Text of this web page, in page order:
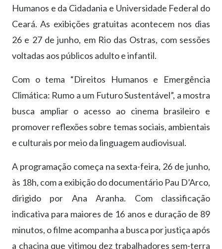
Humanos e da Cidadania e Universidade Federal do
Ceará. As exibições gratuitas acontecem nos dias
26 e 27 de junho, em Rio das Ostras, com sessões
voltadas aos públicos adulto e infantil.
Com o tema “Direitos Humanos e Emergência
Climática: Rumo a um Futuro Sustentável”, a mostra
busca ampliar o acesso ao cinema brasileiro e
promover reflexões sobre temas sociais, ambientais
e culturais por meio da linguagem audiovisual.
A programação começa na sexta-feira, 26 de junho,
às 18h, com a exibição do documentário Pau D’Arco,
dirigido por Ana Aranha. Com classificação
indicativa para maiores de 16 anos e duração de 89
minutos, o filme acompanha a busca por justiça após
a chacina que vitimou dez trabalhadores sem-terra